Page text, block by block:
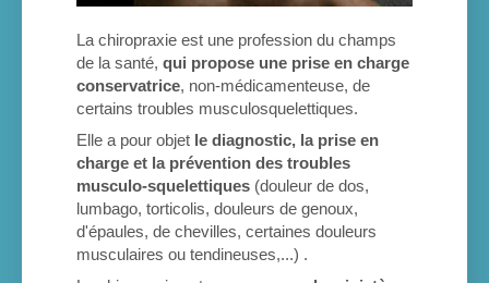
La chiropraxie est une profession du champs
de la santé, qui propose une prise en charge
conservatrice, non-médicamenteuse, de
certains troubles musculosquelettiques.
Elle a pour objet le diagnostic, la prise en
charge et la prévention des troubles
musculo-squelettiques (douleur de dos,
lumbago, torticolis, douleurs de genoux,
d'épaules, de chevilles, certaines douleurs
musculaires ou tendineuses,...) .